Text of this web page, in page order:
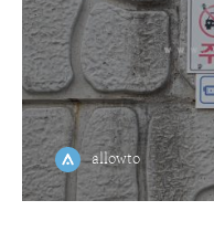
allowto